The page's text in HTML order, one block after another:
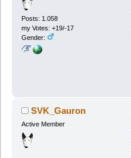
Posts: 1.058
my Votes: +19/-17
Gender:
SVK_Gauron
Active Member